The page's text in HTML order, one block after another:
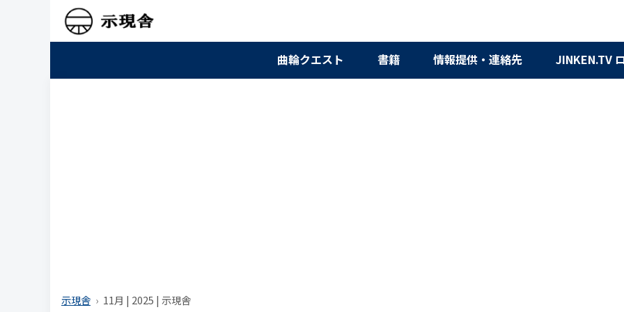
曲輪クエスト 書籍 情報提供・連絡先 JINKEN.TV
示現舎 11月 | 2025 | 示現舎